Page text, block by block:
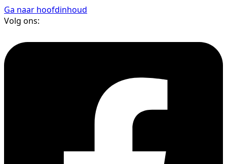
Ga naar hoofdinhoud
Volg ons: